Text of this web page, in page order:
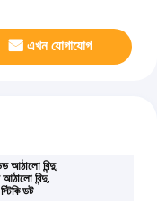
এখন যোগাযোগ
আঠালো বিন্দু,
বিন্দু,
ডট